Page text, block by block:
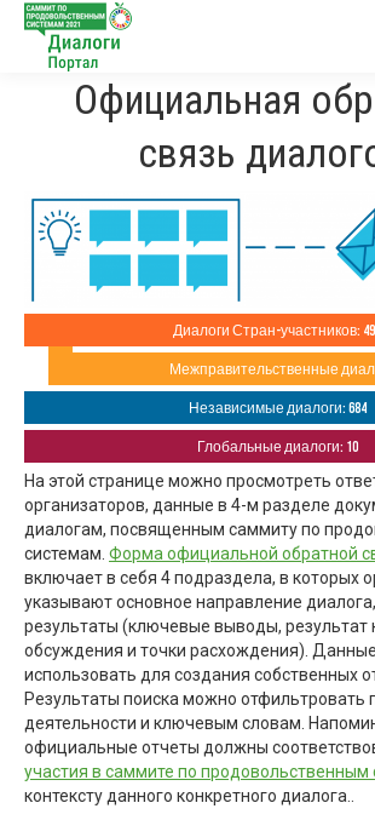
Официальная
связь
Диалоги Стран-участников:
Межправительственные
Независимые диалоги: 684
Глобальные диалоги: 10
На этой странице можно просмотреть
организаторов, данные в 4-м разделе
диалогам, посвященным саммиту по
системам. Форма официальной обратной
включает в себя 4 подраздела, в которых
указывают основное направление
результаты (ключевые выводы, результат
обсуждения и точки расхождения).
использовать для создания собственных
Результаты поиска можно отфильтровать
деятельности и ключевым словам.
официальные отчеты должны
участия в саммите по продовольственным
контексту данного конкретного диалога..